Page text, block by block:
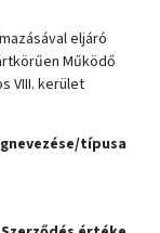
eljáró
Működő
VIII. kerület
típusa